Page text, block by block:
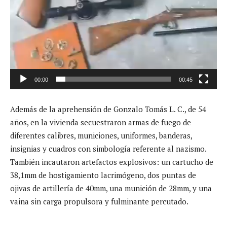
00:00 00:45
Además de la aprehensión de Gonzalo Tomás L. C., de 54
años, en la vivienda secuestraron armas de fuego de
diferentes calibres, municiones, uniformes, banderas,
insignias y cuadros con simbología referente al nazismo.
También incautaron artefactos explosivos: un cartucho de
38,1mm de hostigamiento lacrimógeno, dos puntas de
ojivas de artillería de 40mm, una munición de 28mm, y una
vaina sin carga propulsora y fulminante percutado.